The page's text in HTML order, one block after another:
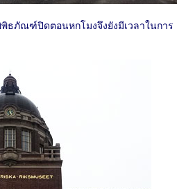
ธภัณฑ์ปิดตอนหกโมงจึงยังมีเวลาในการ